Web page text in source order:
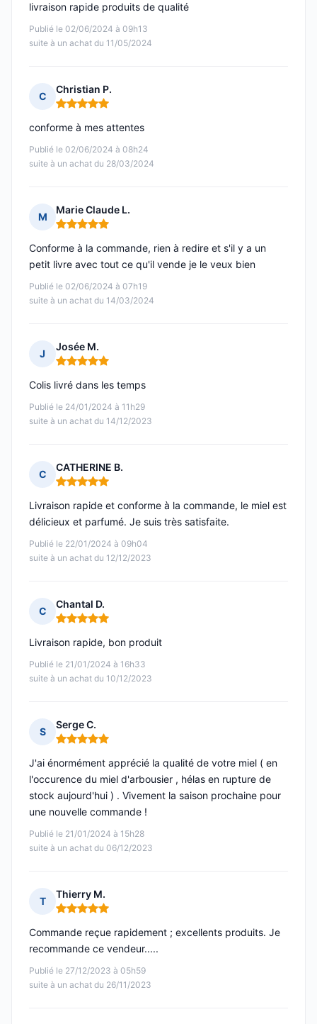
Publié le 02/06/2024 à 09h13
suite à un achat du 11/05/2024
livraison rapide produits de qualité
C
Christian P.
Note : 5 sur 5
Publié le 02/06/2024 à 08h24
suite à un achat du 28/03/2024
conforme à mes attentes
M
Marie Claude L.
Note : 5 sur 5
Publié le 02/06/2024 à 07h19
suite à un achat du 14/03/2024
Conforme à la commande, rien à redire et s'il y a un
petit livre avec tout ce qu'il vende je le veux bien
J
Josée M.
Note : 5 sur 5
Publié le 24/01/2024 à 11h29
suite à un achat du 14/12/2023
Colis livré dans les temps
C
CATHERINE B.
Note : 5 sur 5
Publié le 22/01/2024 à 09h04
suite à un achat du 12/12/2023
Livraison rapide et conforme à la commande, le miel est
délicieux et parfumé. Je suis très satisfaite.
C
Chantal D.
Note : 5 sur 5
Publié le 21/01/2024 à 16h33
suite à un achat du 10/12/2023
Livraison rapide, bon produit
S
Serge C.
Note : 5 sur 5
Publié le 21/01/2024 à 15h28
suite à un achat du 06/12/2023
J'ai énormément apprécié la qualité de votre miel ( en
l'occurence du miel d'arbousier , hélas en rupture de
stock aujourd'hui ) . Vivement la saison prochaine pour
une nouvelle commande !
T
Thierry M.
Note : 5 sur 5
Publié le 27/12/2023 à 05h59
suite à un achat du 26/11/2023
Commande reçue rapidement ; excellents produits. Je
recommande ce vendeur.....